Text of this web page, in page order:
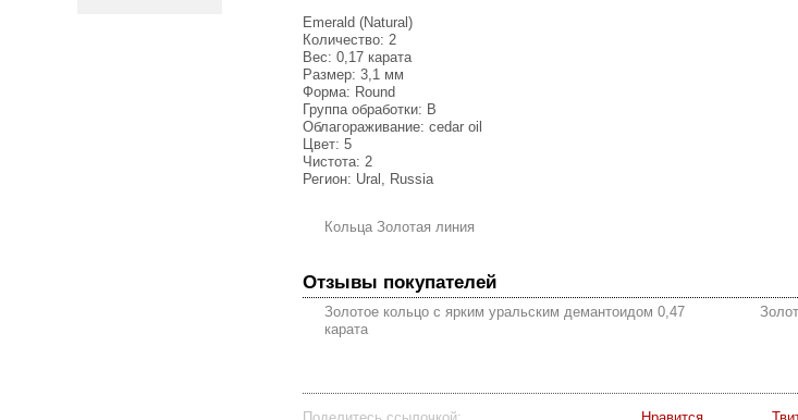
Emerald (Natural)
Количество: 2
Вес: 0,17 карата
Размер: 3,1 мм
Форма: Round
Группа обработки: В
Облагораживание: cedar oil
Цвет: 5
Чистота: 2
Регион: Ural, Russia
Кольца Золотая линия
Отзывы покупателей
Золотое кольцо с ярким уральским демантоидом 0,47
карата